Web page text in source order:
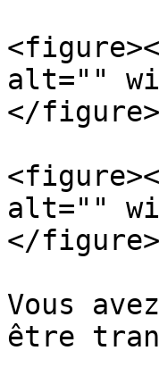
alt=""
</figure>
alt=""
</figure>
Vous
être